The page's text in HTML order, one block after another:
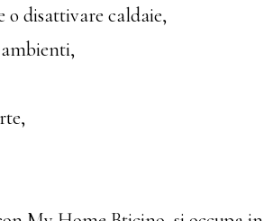
o disattivare caldaie,